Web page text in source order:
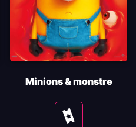
Minions & monstre
Se
tider